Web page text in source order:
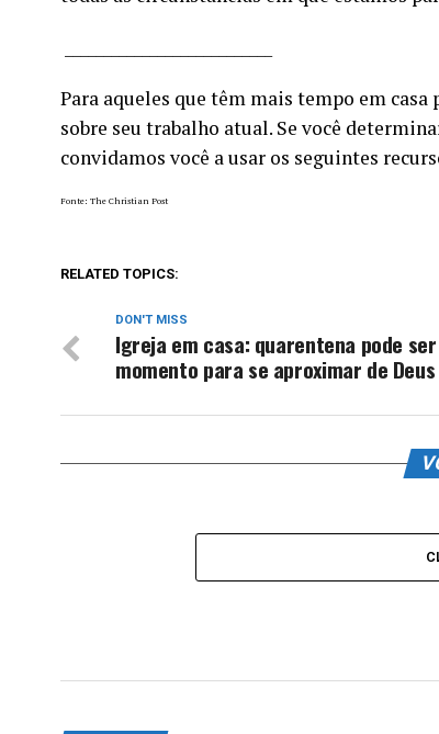
Para aqueles que têm mais tempo em
sobre seu trabalho atual. Se você
convidamos você a usar os seguintes
Fonte: The Christian Post
RELATED TOPICS:
DON'T MISS
Igreja em casa: quarentena pode
momento para se aproximar de Deus